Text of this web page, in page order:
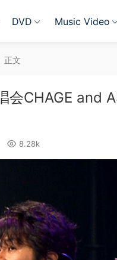
DVD Music Video
正文
会CHAGE and
8.28k